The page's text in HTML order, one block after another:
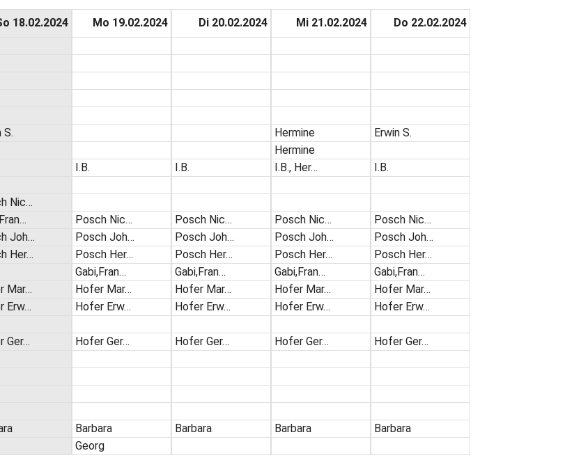
18.02.2024
S.
Nic…
Joh…
Her…
Mar…
Erw…
Ger…
Mo 19.02.2024
I.B.
Posch Nic…
Posch Joh…
Posch Her…
Gabi,Fran…
Hofer Mar…
Hofer Erw…
Hofer Ger…
Barbara
Georg
Di 20.02.2024
I.B.
Posch Nic…
Posch Joh…
Posch Her…
Gabi,Fran…
Hofer Mar…
Hofer Erw…
Hofer Ger…
Barbara
Mi 21.02.2024
Hermine
Hermine
I.B., Her…
Posch Nic…
Posch Joh…
Posch Her…
Gabi,Fran…
Hofer Mar…
Hofer Erw…
Hofer Ger…
Barbara
Do 22.02.2024
Erwin S.
I.B.
Posch Nic…
Posch Joh…
Posch Her…
Gabi,Fran…
Hofer Mar…
Hofer Erw…
Hofer Ger…
Barbara